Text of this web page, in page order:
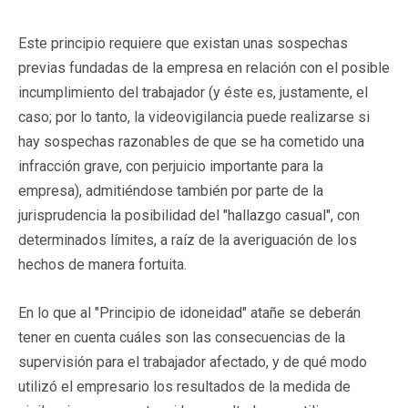
Este principio requiere que existan unas sospechas
previas fundadas de la empresa en relación con el posible
incumplimiento del trabajador (y éste es, justamente, el
caso; por lo tanto, la videovigilancia puede realizarse si
hay sospechas razonables de que se ha cometido una
infracción grave, con perjuicio importante para la
empresa), admitiéndose también por parte de la
jurisprudencia la posibilidad del "hallazgo casual", con
determinados límites, a raíz de la averiguación de los
hechos de manera fortuita.
En lo que al "Principio de idoneidad" atañe se deberán
tener en cuenta cuáles son las consecuencias de la
supervisión para el trabajador afectado, y de qué modo
utilizó el empresario los resultados de la medida de